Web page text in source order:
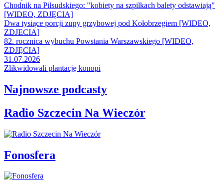
Chodnik na Piłsudskiego: "kobiety na szpilkach balety odstawiają"
[WIDEO, ZDJĘCIA]
Dwa tysiące porcji zupy grzybowej pod Kołobrzegiem [WIDEO,
ZDJECIA]
82. rocznica wybuchu Powstania Warszawskiego [WIDEO,
ZDJĘCIA]
31.07.2026
Zlikwidowali plantację konopi
Najnowsze podcasty
Radio Szczecin Na Wieczór
Fonosfera